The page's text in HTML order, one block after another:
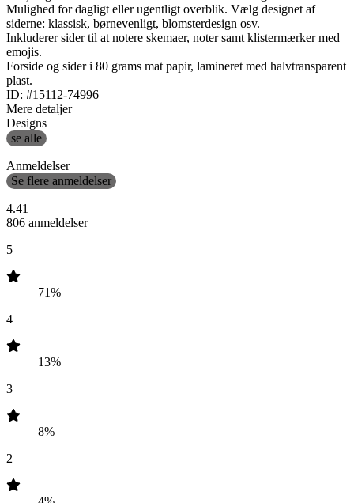
Mulighed for dagligt eller ugentligt overblik. Vælg designet af
siderne: klassisk, børnevenligt, blomsterdesign osv.
Inkluderer sider til at notere skemaer, noter samt klistermærker med
emojis.
Forside og sider i 80 grams mat papir, lamineret med halvtransparent
plast.
ID: #15112-74996
Mere detaljer
Designs
se alle
Anmeldelser
Se flere anmeldelser
4.41
806 anmeldelser
5
71%
4
13%
3
8%
2